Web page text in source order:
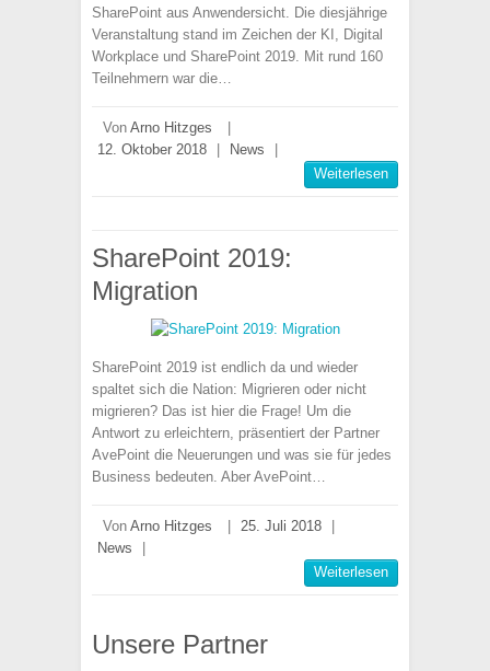
SharePoint aus Anwendersicht. Die diesjährige
Veranstaltung stand im Zeichen der KI, Digital
Workplace und SharePoint 2019. Mit rund 160
Teilnehmern war die…
Von Arno Hitzges
12. Oktober 2018
News
Weiterlesen
SharePoint 2019:
Migration
SharePoint 2019 ist endlich da und wieder
spaltet sich die Nation: Migrieren oder nicht
migrieren? Das ist hier die Frage! Um die
Antwort zu erleichtern, präsentiert der Partner
AvePoint die Neuerungen und was sie für jedes
Business bedeuten. Aber AvePoint…
Von Arno Hitzges 25. Juli 2018
News
Weiterlesen
Unsere Partner